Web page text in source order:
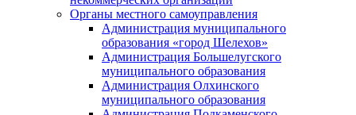
Органы местного самоуправления
Администрация муниципального
образования «город Шелехов»
Администрация Большелугского
муниципального образования
Администрация Олхинского
муниципального образования